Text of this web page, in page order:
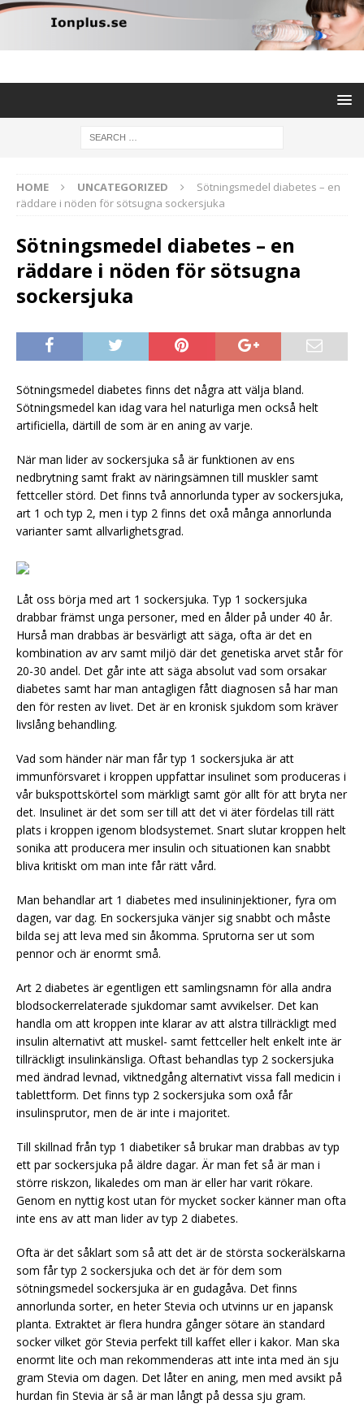
HOME UNCATEGORIZED
Sötningsmedel diabetes – en
räddare i nöden för sötsugna sockersjuka
Sötningsmedel diabetes – en
räddare i nöden för sötsugna
sockersjuka
Sötningsmedel diabetes finns det några att välja bland.
Sötningsmedel kan idag vara hel naturliga men också helt
artificiella, därtill de som är en aning av varje.
När man lider av sockersjuka så är funktionen av ens
nedbrytning samt frakt av näringsämnen till muskler samt
fettceller störd. Det finns två annorlunda typer av sockersjuka,
art 1 och typ 2, men i typ 2 finns det oxå många annorlunda
varianter samt allvarlighetsgrad.
Låt oss börja med art 1 sockersjuka. Typ 1 sockersjuka
drabbar främst unga personer, med en ålder på under 40 år.
Hurså man drabbas är besvärligt att säga, ofta är det en
kombination av arv samt miljö där det genetiska arvet står för
20-30 andel. Det går inte att säga absolut vad som orsakar
diabetes samt har man antagligen fått diagnosen så har man
den för resten av livet. Det är en kronisk sjukdom som kräver
livslång behandling.
Vad som händer när man får typ 1 sockersjuka är att
immunförsvaret i kroppen uppfattar insulinet som produceras i
vår bukspottskörtel som märkligt samt gör allt för att bryta ner
det. Insulinet är det som ser till att det vi äter fördelas till rätt
plats i kroppen igenom blodsystemet. Snart slutar kroppen helt
sonika att producera mer insulin och situationen kan snabbt
bliva kritiskt om man inte får rätt vård.
Man behandlar art 1 diabetes med insulininjektioner, fyra om
dagen, var dag. En sockersjuka vänjer sig snabbt och måste
bilda sej att leva med sin åkomma. Sprutorna ser ut som
pennor och är enormt små.
Art 2 diabetes är egentligen ett samlingsnamn för alla andra
blodsockerrelaterade sjukdomar samt avvikelser. Det kan
handla om att kroppen inte klarar av att alstra tillräckligt med
insulin alternativt att muskel- samt fettceller helt enkelt inte är
tillräckligt insulinkänsliga. Oftast behandlas typ 2 sockersjuka
med ändrad levnad, viktnedgång alternativt vissa fall medicin i
tablettform. Det finns typ 2 sockersjuka som oxå får
insulinsprutor, men de är inte i majoritet.
Till skillnad från typ 1 diabetiker så brukar man drabbas av typ
ett par sockersjuka på äldre dagar. Är man fet så är man i
större riskzon, likaledes om man är eller har varit rökare.
Genom en nyttig kost utan för mycket socker känner man ofta
inte ens av att man lider av typ 2 diabetes.
Ofta är det såklart som så att det är de största sockerälskarna
som får typ 2 sockersjuka och det är för dem som
sötningsmedel sockersjuka är en gudagåva. Det finns
annorlunda sorter, en heter Stevia och utvinns ur en japansk
planta. Extraktet är flera hundra gånger sötare än standard
socker vilket gör Stevia perfekt till kaffet eller i kakor. Man ska
enormt lite och man rekommenderas att inte inta med än sju
gram Stevia om dagen. Det låter en aning, men med avsikt på
hurdan fin Stevia är så är man långt på dessa sju gram.